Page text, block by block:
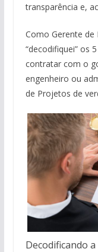
transparência e,
Como Gerente de
“decodifiquei” os
contratar com o
engenheiro ou
de Projetos de
Decodificando a